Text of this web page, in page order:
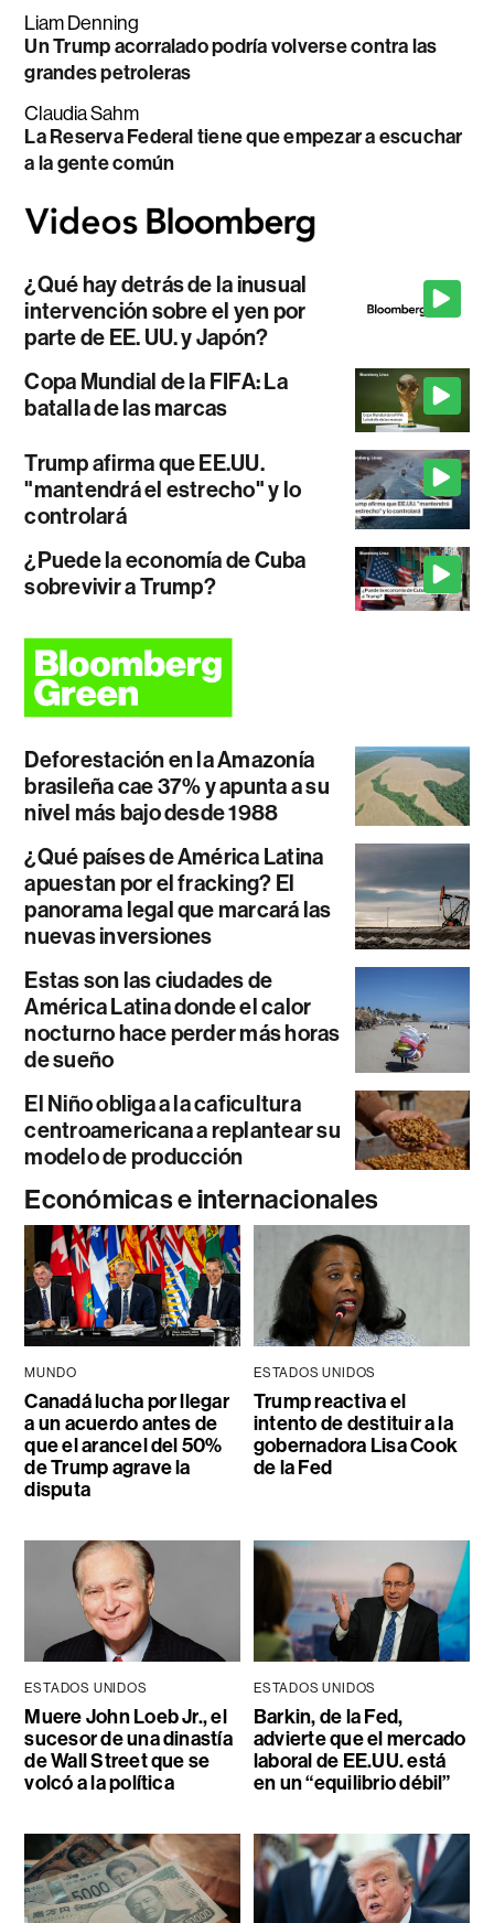
Liam Denning
Un Trump acorralado podría volverse contra las
grandes petroleras
Claudia Sahm
La Reserva Federal tiene que empezar a escuchar
a la gente común
¿Qué hay detrás de la inusual
intervención sobre el yen por
parte de EE. UU. y Japón?
Copa Mundial de la FIFA: La
batalla de las marcas
Trump afirma que EE.UU.
"mantendrá el estrecho" y lo
controlará
¿Puede la economía de Cuba
sobrevivir a Trump?
Deforestación en la Amazonía
brasileña cae 37% y apunta a su
nivel más bajo desde 1988
¿Qué países de América Latina
apuestan por el fracking? El
panorama legal que marcará las
nuevas inversiones
Estas son las ciudades de
América Latina donde el calor
nocturno hace perder más horas
de sueño
El Niño obliga a la caficultura
centroamericana a replantear su
modelo de producción
Económicas e internacionales
MUNDO
Canadá lucha por llegar
a un acuerdo antes de
que el arancel del 50%
de Trump agrave la
disputa
ESTADOS UNIDOS
Trump reactiva el
intento de destituir a la
gobernadora Lisa Cook
de la Fed
ESTADOS UNIDOS
Muere John Loeb Jr., el
sucesor de una dinastía
de Wall Street que se
volcó a la política
ESTADOS UNIDOS
Barkin, de la Fed,
advierte que el mercado
laboral de EE.UU. está
en un “equilibrio débil”